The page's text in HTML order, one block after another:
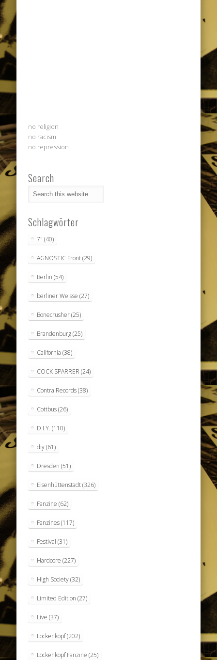
no religion
no racism
no repression
Search
Schlagwörter
7" (40)
AGNOSTIC Front(29)
Berlin (54)
berliner Weisse (27)
Bonecrusher(25)
Brandenburg(25)
California (38)
COCK SPARRER (24)
Contra Records(38)
Cottbus(26)
D.I.Y. (110)
diy(61)
Dresden (51)
Eisenhüttenstadt(326)
Fanzine (62)
Fanzines(117)
Festival (31)
Hardcore (227)
High Society(32)
Limited Edition (27)
Live (37)
Lockenkopf(202)
Lockenkopf Fanzine (25)